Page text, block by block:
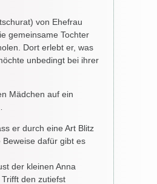
von Ehefrau
gemeinsame Tochter
Dort erlebt er, was
unbedingt bei ihrer
Mädchen auf ein
er durch eine Art Blitz
dafür gibt es
der kleinen Anna
den zutiefst